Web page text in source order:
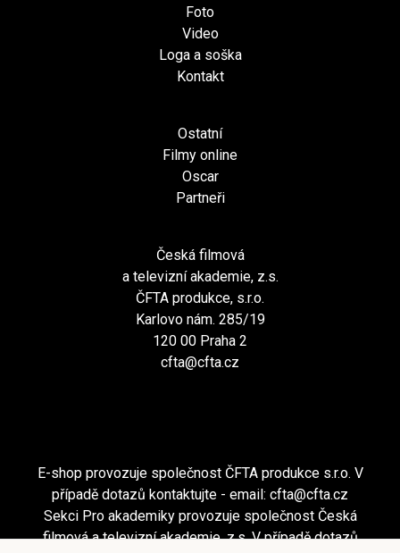
Foto
Video
Loga a soška
Kontakt
Ostatní
Filmy online
Oscar
Partneři
Česká filmová
a televizní akademie, z.s.
ČFTA produkce, s.r.o.
Karlovo nám. 285/19
120 00 Praha 2
cfta@cfta.cz
E-shop provozuje společnost ČFTA produkce s.r.o. V
případě dotazů kontaktujte - email: cfta@cfta.cz
Sekci Pro akademiky provozuje společnost Česká
filmová a televizní akademie, z.s. V případě dotazů